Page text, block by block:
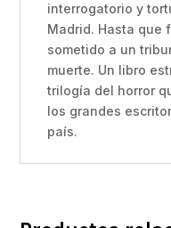
interrogatorio y
Madrid. Hasta que
sometido a un
muerte. Un libro
trilogía del horror
los grandes
país.